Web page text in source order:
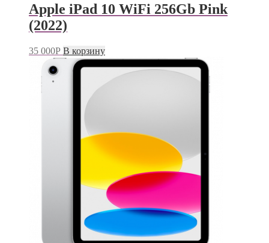
Apple iPad 10 WiFi 256Gb Pink
(2022)
35 000Р В корзину